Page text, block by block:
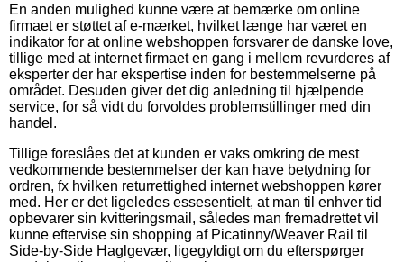
En anden mulighed kunne være at bemærke om online
firmaet er støttet af e-mærket, hvilket længe har været en
indikator for at online webshoppen forsvarer de danske love,
tillige med at internet firmaet en gang i mellem revurderes af
eksperter der har ekspertise inden for bestemmelserne på
området. Desuden giver det dig anledning til hjælpende
service, for så vidt du forvoldes problemstillinger med din
handel.
Tillige foreslåes det at kunden er vaks omkring de mest
vedkommende bestemmelser der kan have betydning for
ordren, fx hvilken returrettighed internet webshoppen kører
med. Her er det ligeledes essesentielt, at man til enhver tid
opbevarer sin kvitteringsmail, således man fremadrettet vil
kunne eftervise sin shopping af Picatinny/Weaver Rail til
Side-by-Side Haglgevær, ligegyldigt om du efterspørger